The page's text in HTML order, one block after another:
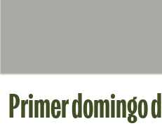
Primer domingo